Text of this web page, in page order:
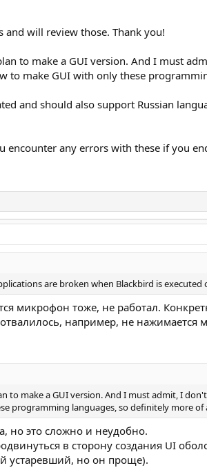
and will review those. Thank you!
to make a GUI version. And I must
to make GUI with only these
and should also support Russian
encounter any errors with these if you
are broken when Blackbird is executed
микрофон тоже, не работал.
например, не нажимается
to make a GUI version. And I must admit, I
programming languages, so definitely more of
но это сложно и неудобно.
в сторону создания UI
устаревший, но он проще).